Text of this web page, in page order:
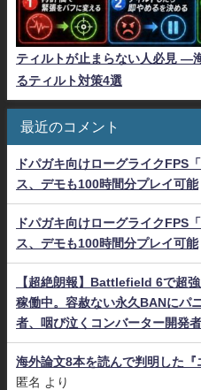
ティルトが止まらない人必見 ―
るティルト対策4選
最近のコメント
ドパガキ向けローグライク
ス、デモも100時間分プレイ可能
ドパガキ向けローグライク
ス、デモも100時間分プレイ可能
【超絶朗報】Battlefield 6で超
稼働中。容赦ない永久BANにパ
者、咽び泣くコンバーター開発者
海外論文8本を読んで判明した
匿名 より